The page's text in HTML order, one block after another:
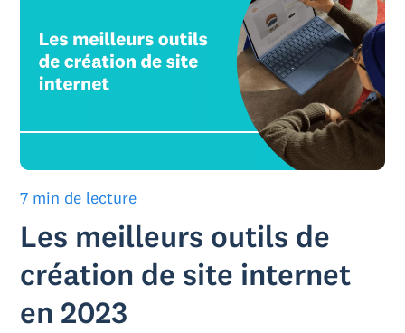
7 min de lecture
Les meilleurs outils de
création de site internet
en 2023